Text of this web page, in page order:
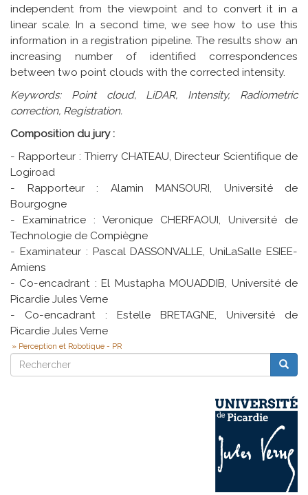
independent from the viewpoint and to convert it in a
linear scale. In a second time, we see how to use this
information in a registration pipeline. The results show an
increasing number of identified correspondences
between two point clouds with the corrected intensity.
Keywords: Point cloud, LiDAR, Intensity, Radiometric
correction, Registration.
Composition du jury :
- Rapporteur : Thierry CHATEAU, Directeur Scientifique de
Logiroad
- Rapporteur : Alamin MANSOURI, Université de
Bourgogne
- Examinatrice : Veronique CHERFAOUI, Université de
Technologie de Compiègne
- Examinateur : Pascal DASSONVALLE, UniLaSalle ESIEE-
Amiens
- Co-encadrant : El Mustapha MOUADDIB, Université de
Picardie Jules Verne
- Co-encadrant : Estelle BRETAGNE, Université de
Picardie Jules Verne
Perception et Robotique - PR
Rechercher
Rechercher